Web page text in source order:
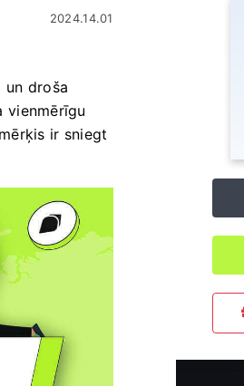
2024.14.01
un droša
vienmērīgu
ir sniegt